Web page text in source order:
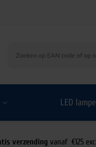
LED
verzending vanaf €125